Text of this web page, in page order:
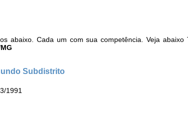
abaixo. Cada um com sua competência. Veja abaixo
Subdistrito
1991